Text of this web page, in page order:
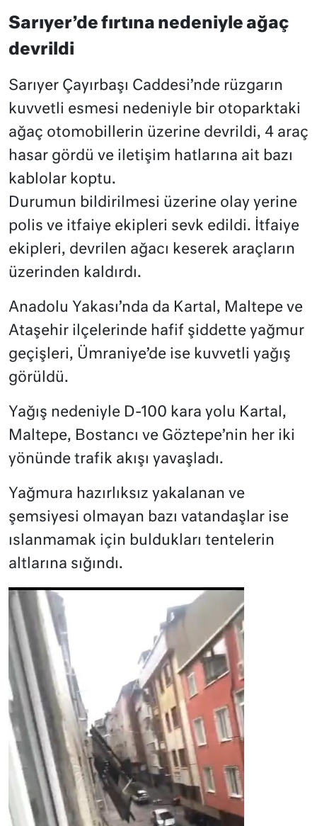
Sarıyer’de fırtına nedeniyle ağaç
devrildi
Sarıyer Çayırbaşı Caddesi’nde rüzgarın
kuvvetli esmesi nedeniyle bir otoparktaki
ağaç otomobillerin üzerine devrildi, 4 araç
hasar gördü ve iletişim hatlarına ait bazı
kablolar koptu.
Durumun bildirilmesi üzerine olay yerine
polis ve itfaiye ekipleri sevk edildi. İtfaiye
ekipleri, devrilen ağacı keserek araçların
üzerinden kaldırdı.
Anadolu Yakası’nda da Kartal, Maltepe ve
Ataşehir ilçelerinde hafif şiddette yağmur
geçişleri, Ümraniye’de ise kuvvetli yağış
görüldü.
Yağış nedeniyle D-100 kara yolu Kartal,
Maltepe, Bostancı ve Göztepe’nin her iki
yönünde trafik akışı yavaşladı.
Yağmura hazırlıksız yakalanan ve
şemsiyesi olmayan bazı vatandaşlar ise
ıslanmamak için buldukları tentelerin
altlarına sığındı.